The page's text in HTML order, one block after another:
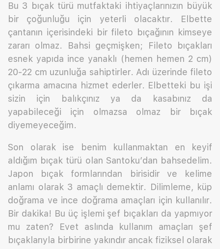
Bu 3 bıçak türü mutfaktaki ihtiyaçlarınızın büyük
bir çoğunluğu için yeterli olacaktır. Elbette
çantanın içerisindeki bir fileto bıçağının kimseye
zararı olmaz. Bahsi geçmişken; Fileto bıçakları
esnek yapıda ince yanaklı (hemen hemen 2 cm)
20-22 cm uzunluğa sahiptirler. Adı üzerinde fileto
çıkarma amacına hizmet ederler. Elbetteki bu işi
sizin için balıkçınız ya da kasabınız da
yapabileceği için olmazsa olmaz bir bıçak
diyemeyeceğim.
Son olarak ise benim kullanmaktan en keyif
aldığım bıçak türü olan Santoku’dan bahsedelim.
Japon bıçak formlarından birisidir ve kelime
anlamı olarak 3 amaçlı demektir. Dilimleme, küp
doğrama ve ince doğrama amaçları için kullanılır.
Bir dakika! Bu üç işlemi şef bıçakları da yapmıyor
mu zaten? Evet aslında kullanım amaçları şef
bıçaklarıyla birbirine yakındır ancak fiziksel olarak